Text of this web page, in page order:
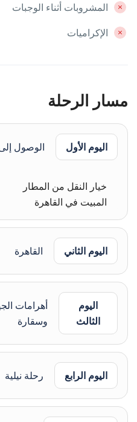
المشروبات أثناء الوجبات
الإكراميات
مسار الرحلة
اليوم الأول الوصول
خيار النقل من المطار
المبيت في القاهرة
اليوم الثاني القاهرة
اليوم
الثالث
أهرامات
وسقارة
اليوم الرابع رحلة نيلية